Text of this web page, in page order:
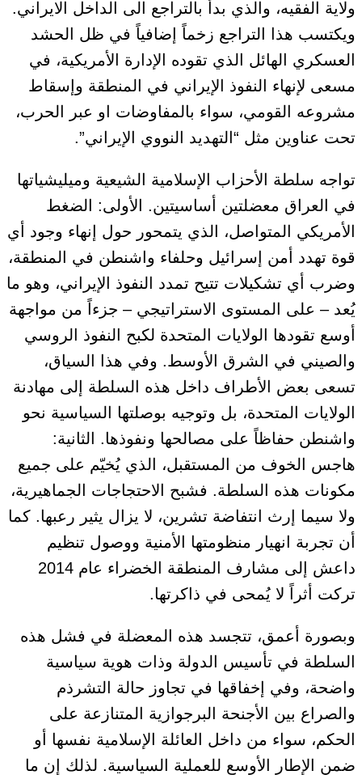
ولاية الفقيه، والذي بدأ بالتراجع الى الداخل الايراني.
ويكتسب هذا التراجع زخماً إضافياً في ظل الحشد
العسكري الهائل الذي تقوده الإدارة الأمريكية، في
مسعى لإنهاء النفوذ الإيراني في المنطقة وإسقاط
مشروعه القومي، سواء بالمفاوضات او عبر الحرب،
تحت عناوين مثل “التهديد النووي الإيراني”.
تواجه سلطة الأحزاب الإسلامية الشيعية وميليشياتها
في العراق معضلتين أساسيتين. الأولى: الضغط
الأمريكي المتواصل، الذي يتمحور حول إنهاء وجود أي
قوة تهدد أمن إسرائيل وحلفاء واشنطن في المنطقة،
وضرب أي تشكيلات تتيح تمدد النفوذ الإيراني، وهو ما
يُعد – على المستوى الاستراتيجي – جزءاً من مواجهة
أوسع تقودها الولايات المتحدة لكبح النفوذ الروسي
والصيني في الشرق الأوسط. وفي هذا السياق،
تسعى بعض الأطراف داخل هذه السلطة إلى مهادنة
الولايات المتحدة، بل وتوجيه بوصلتها السياسية نحو
واشنطن حفاظاً على مصالحها ونفوذها. الثانية:
هاجس الخوف من المستقبل، الذي يُخيّم على جميع
مكونات هذه السلطة. فشبح الاحتجاجات الجماهيرية،
ولا سيما إرث انتفاضة تشرين، لا يزال يثير رعبها. كما
أن تجربة انهيار منظومتها الأمنية ووصول تنظيم
داعش إلى مشارف المنطقة الخضراء عام 2014
تركت أثراً لا يُمحى في ذاكرتها.
وبصورة أعمق، تتجسد هذه المعضلة في فشل هذه
السلطة في تأسيس الدولة وذات هوية سياسية
واضحة، وفي إخفاقها في تجاوز حالة التشرذم
والصراع بين الأجنحة البرجوازية المتنازعة على
الحكم، سواء من داخل العائلة الإسلامية نفسها أو
ضمن الإطار الأوسع للعملية السياسية. لذلك إن ما